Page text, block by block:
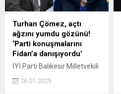
Turhan Çömez, açtı
ağzını yumdu gözünü!
‘Parti konuşmalarını
Fidan’a danışıyordu’
İYİ Parti Balıkesir Milletvekili
partilerinden istifa ettikten
26.01.2025